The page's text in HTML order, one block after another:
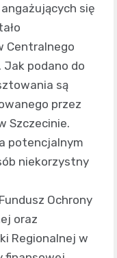
się
Centralnego
Jak podano do
są
przez
Szczecinie.
potencjalnym
niekorzystny
Ochrony
oraz
Regionalnej w